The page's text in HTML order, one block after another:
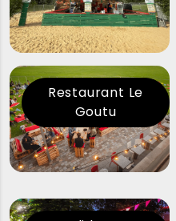
Restaurant Le
Goutu